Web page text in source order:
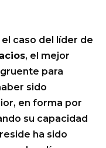
caso del líder de
, el mejor
para
sido
en forma por
su capacidad
ha sido